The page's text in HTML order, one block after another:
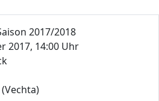
2017/2018
2017, 14:00 Uhr